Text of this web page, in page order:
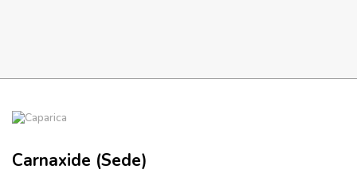
Carnaxide (Sede)